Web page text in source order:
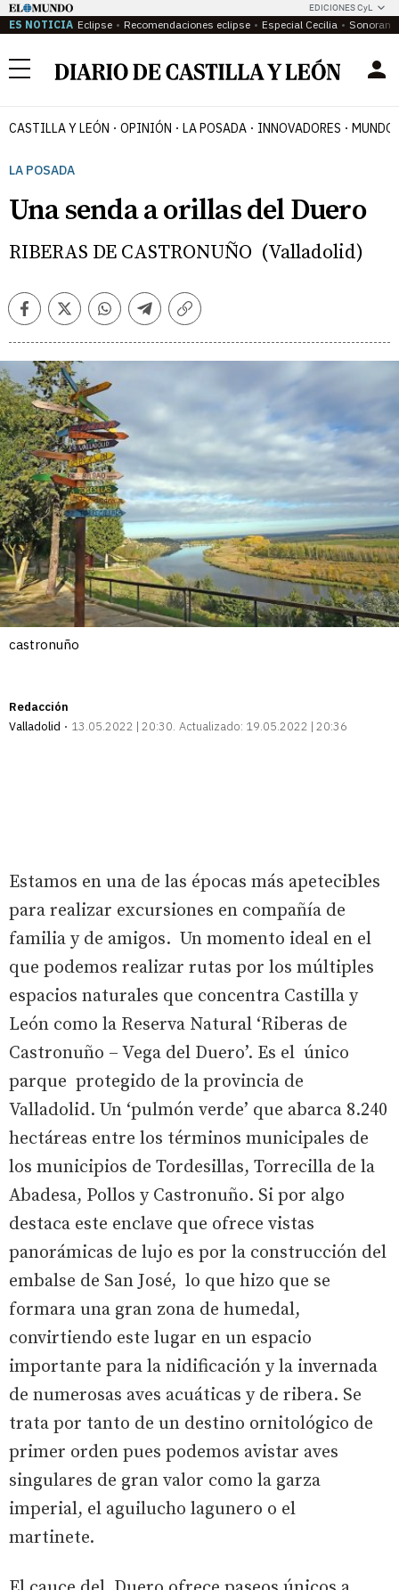
EDICIONES CyL
ES NOTICIA Eclipse Recomendaciones eclipse Especial Cecilia
Menú
CASTILLA Y LEÓN OPINIÓN LA POSADA INNOVADORES MUNDO
LA POSADA
Una senda a orillas del Duero
RIBERAS DE CASTRONUÑO (Valladolid)
FacebookTwitterWhatsappTelegramCopiar
castronuño
Redacción
Valladolid
13.05.2022 | 20:30 Actualizado: 19.05.2022 | 20:36
Estamos en una de las épocas más apetecibles
para realizar excursiones en compañía de
familia y de amigos. Un momento ideal en el
que podemos realizar rutas por los múltiples
espacios naturales que concentra Castilla y
León como la Reserva Natural ‘Riberas de
Castronuño – Vega del Duero’. Es el único
parque protegido de la provincia de
Valladolid. Un ‘pulmón verde’ que abarca 8.240
hectáreas entre los términos municipales de
los municipios de Tordesillas, Torrecilla de la
Abadesa, Pollos y Castronuño. Si por algo
destaca este enclave que ofrece vistas
panorámicas de lujo es por la construcción del
embalse de San José, lo que hizo que se
formara una gran zona de humedal,
convirtiendo este lugar en un espacio
importante para la nidificación y la invernada
de numerosas aves acuáticas y de ribera. Se
trata por tanto de un destino ornitológico de
primer orden pues podemos avistar aves
singulares de gran valor como la garza
imperial, el aguilucho lagunero o el
martinete.